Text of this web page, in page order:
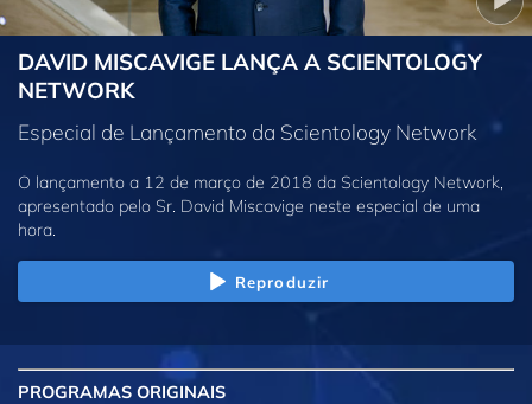
DAVID MISCAVIGE LANÇA A SCIENTOLOGY
NETWORK
Especial de Lançamento da Scientology Network
O lançamento a 12 de março de 2018 da Scientology Network,
apresentado pelo Sr. David Miscavige neste especial de uma
hora.
Reproduzir
PROGRAMAS ORIGINAIS